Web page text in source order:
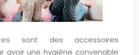
sont des accessoires
avoir une hygiène convenable